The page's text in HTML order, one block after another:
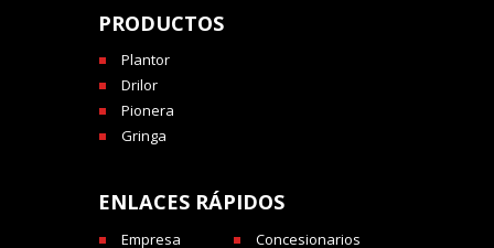
PRODUCTOS
Plantor
Drilor
Pionera
Gringa
ENLACES RÁPIDOS
Empresa Concesionarios